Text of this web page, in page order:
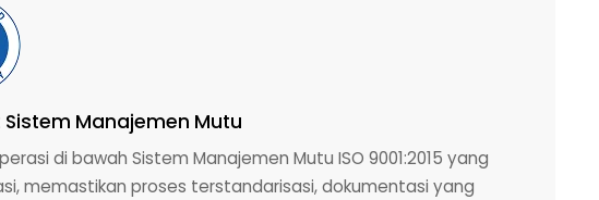
Manajemen Mutu
di bawah Sistem Manajemen Mutu ISO 9001:2015 yang
memastikan proses terstandarisasi, dokumentasi yang